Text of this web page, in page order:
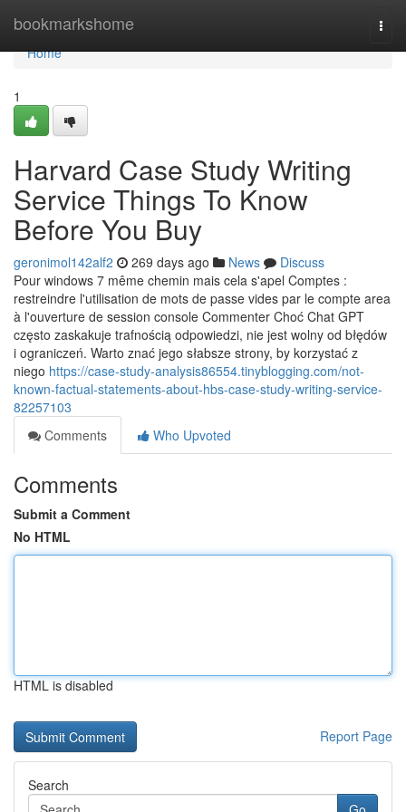
bookmarkshome
Home
Home
1
Harvard Case Study Writing
Service Things To Know
Before You Buy
geronimol142alf2 269 days ago News
Discuss
Pour windows 7 même chemin mais cela s'apel Comptes :
restreindre l'utilisation de mots de passe vides par le compte area
à l'ouverture de session console Commenter Choć Chat GPT
często zaskakuje trafnością odpowiedzi, nie jest wolny od błędów
i ograniczeń. Warto znać jego słabsze strony, by korzystać z
niego https://case-study-analysis86554.tinyblogging.com/not-
known-factual-statements-about-hbs-case-study-writing-service-
82257103
Comments
Who Upvoted
Comments
Submit a Comment
No HTML
HTML is disabled
Report Page
Search